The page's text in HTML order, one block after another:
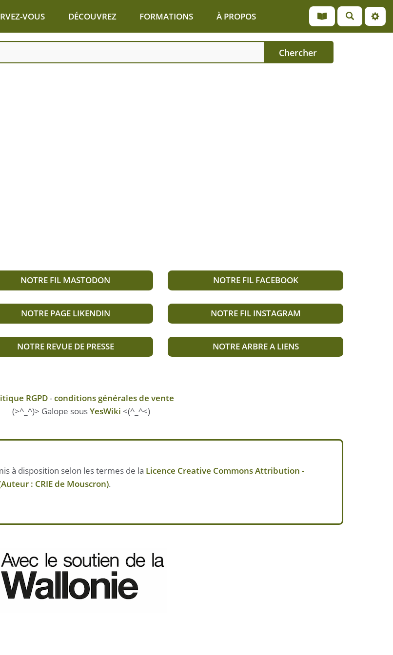
VOUS DÉCOUVREZ FORMATIONS À PROPOS
NOTRE FIL MASTODON
NOTRE PAGE LIKENDIN
NOTRE REVUE DE PRESSE
NOTRE FIL FACEBOOK
NOTRE FIL INSTAGRAM
NOTRE ARBRE A LIENS
RGPD-conditions générales de vente
(>^_^)> Galope sousYesWiki <(^_^<)
à disposition selon les termes de la Licence Creative Commons Attribution -
: CRIE de Mouscron).